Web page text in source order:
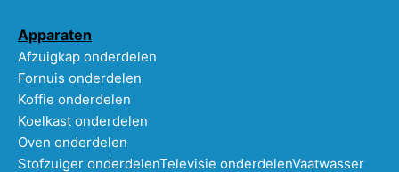
Apparaten
Afzuigkap onderdelen
Fornuis onderdelen
Koffie onderdelen
Koelkast onderdelen
Oven onderdelen
Stofzuiger onderdelenTelevisie onderdelenVaatwasser